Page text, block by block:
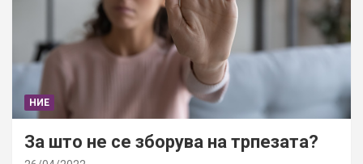
НИЕ
За што не се зборува на трпезата?